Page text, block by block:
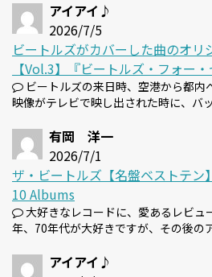
アイアイ♪
2026/7/5
ビートルズがカバーした曲のオリ
【Vol.3】『ビートルズ・フォー・
ビートルズの来日時、空港から都内
映像がテレビで映し出された時に、バ
有岡 洋一
2026/7/1
ザ・ビートルズ【名盤ベストテン
10 Albums
大好きなレコードに、愛あるレビュ
年、70年代が大好きですが、その後の
アイアイ♪